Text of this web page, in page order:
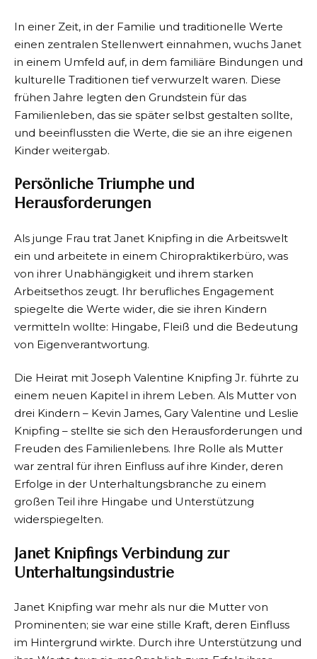
In einer Zeit, in der Familie und traditionelle Werte
einen zentralen Stellenwert einnahmen, wuchs Janet
in einem Umfeld auf, in dem familiäre Bindungen und
kulturelle Traditionen tief verwurzelt waren. Diese
frühen Jahre legten den Grundstein für das
Familienleben, das sie später selbst gestalten sollte,
und beeinflussten die Werte, die sie an ihre eigenen
Kinder weitergab.
Persönliche Triumphe und
Herausforderungen
Als junge Frau trat Janet Knipfing in die Arbeitswelt
ein und arbeitete in einem Chiropraktikerbüro, was
von ihrer Unabhängigkeit und ihrem starken
Arbeitsethos zeugt. Ihr berufliches Engagement
spiegelte die Werte wider, die sie ihren Kindern
vermitteln wollte: Hingabe, Fleiß und die Bedeutung
von Eigenverantwortung.
Die Heirat mit Joseph Valentine Knipfing Jr. führte zu
einem neuen Kapitel in ihrem Leben. Als Mutter von
drei Kindern – Kevin James, Gary Valentine und Leslie
Knipfing – stellte sie sich den Herausforderungen und
Freuden des Familienlebens. Ihre Rolle als Mutter
war zentral für ihren Einfluss auf ihre Kinder, deren
Erfolge in der Unterhaltungsbranche zu einem
großen Teil ihre Hingabe und Unterstützung
widerspiegelten.
Janet Knipfings Verbindung zur
Unterhaltungsindustrie
Janet Knipfing war mehr als nur die Mutter von
Prominenten; sie war eine stille Kraft, deren Einfluss
im Hintergrund wirkte. Durch ihre Unterstützung und